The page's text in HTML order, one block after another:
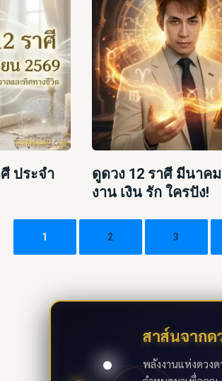
ประจำ
ดูดวง 12 ราศี มีนาค
งาน เงิน รัก ใครปัง!
1 2 3
สาส์นจากด
พลังงานแห่งดวงด